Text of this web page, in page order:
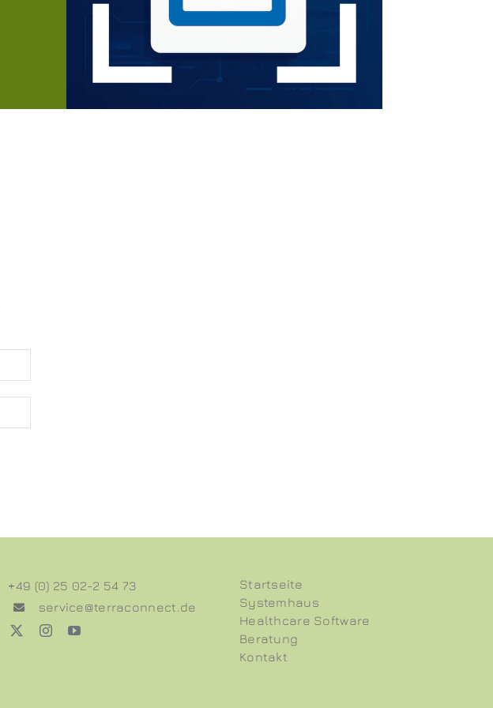
+49 (0) 25 02-2 54 73
service@terraconnect.de
Startseite
Systemhaus
Healthcare Software
Beratung
Kontakt